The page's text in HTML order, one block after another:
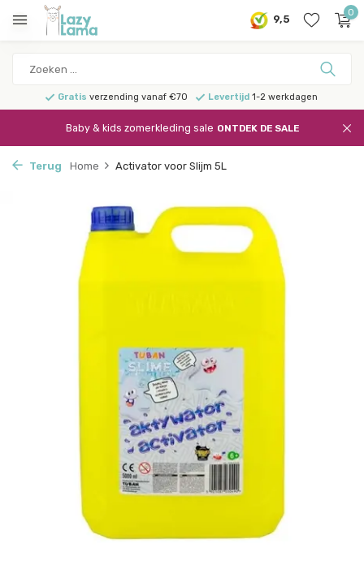
9,5
0
Gratis verzending vanaf €70 Levertijd1-2 werkdagen
Baby & kids zomerkleding sale ONTDEK DE SALE
Terug Home Activator voor Slijm 5L